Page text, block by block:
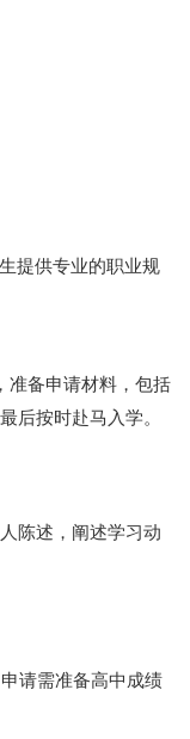
提供专业的职业规
准备申请材料，包括
后按时赴马入学。
陈述，阐述学习动
请需准备高中成绩